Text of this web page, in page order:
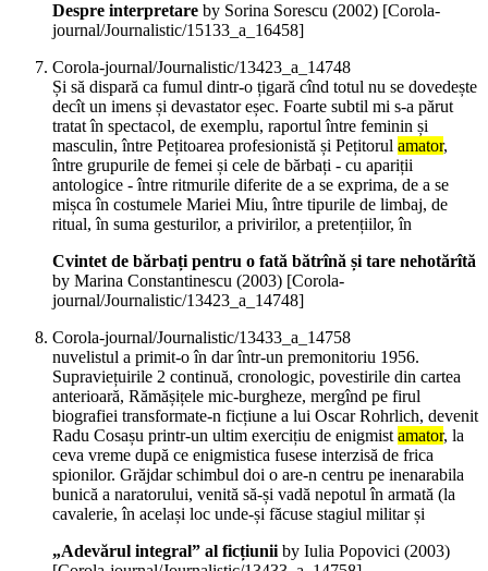
Despre interpretare by Sorina Sorescu (2002) [Corola-
journal/Journalistic/15133_a_16458]
Corola-journal/Journalistic/13423_a_14748
Și să dispară ca fumul dintr-o țigară cînd totul nu se dovedește
decît un imens și devastator eșec. Foarte subtil mi s-a părut
tratat în spectacol, de exemplu, raportul între feminin și
masculin, între Pețitoarea profesionistă și Pețitorul amator,
între grupurile de femei și cele de bărbați - cu apariții
antologice - între ritmurile diferite de a se exprima, de a se
mișca în costumele Mariei Miu, între tipurile de limbaj, de
ritual, în suma gesturilor, a privirilor, a pretențiilor, în
Cvintet de bărbați pentru o fată bătrînă și tare nehotărîtă
by Marina Constantinescu (2003) [Corola-
journal/Journalistic/13423_a_14748]
Corola-journal/Journalistic/13433_a_14758
nuvelistul a primit-o în dar într-un premonitoriu 1956.
Supraviețuirile 2 continuă, cronologic, povestirile din cartea
anterioară, Rămășițele mic-burgheze, mergînd pe firul
biografiei transformate-n ficțiune a lui Oscar Rohrlich, devenit
Radu Cosașu printr-un ultim exercițiu de enigmistamator, la
ceva vreme după ce enigmistica fusese interzisă de frica
spionilor. Grăjdar schimbul doi o are-n centru pe inenarabila
bunică a naratorului, venită să-și vadă nepotul în armată (la
cavalerie, în același loc unde-și făcuse stagiul militar și
„Adevărul integral” al ficțiuniiby Iulia Popovici (2003)